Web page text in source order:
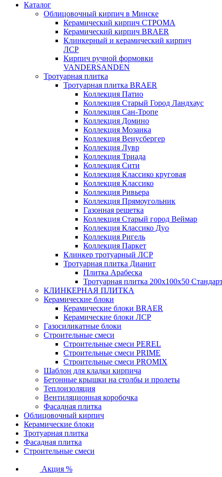
Каталог
Облицовочный кирпич в Минске
Керамический кирпич СТРОМА
Керамический кирпич BRAER
Клинкерный и керамический кирпич
ЛСР
Кирпич ручной формовки
VANDERSANDEN
Тротуарная плитка
Тротуарная плитка BRAER
Коллекция Патио
Коллекция Старый Город Ландхаус
Коллекция Сан-Тропе
Коллекция Домино
Коллекция Мозаика
Коллекция Венусбергер
Коллекция Лувр
Коллекция Триада
Коллекция Сити
Коллекция Классико круговая
Коллекция Классико
Коллекция Ривьера
Коллекция Прямоугольник
Газонная решетка
Коллекция Старый город Веймар
Коллекция Классико Дуо
Коллекция Ригель
Коллекция Паркет
Клинкер тротуарный ЛСР
Тротуарная плитка Дианит
Плитка Арабеска
Тротуарная плитка 200х100х50
КЛИНКЕРНАЯ ПЛИТКА
Керамические блоки
Керамические блоки BRAER
Керамические блоки ЛСР
Газосиликатные блоки
Строительные смеси
Строительные смеси PEREL
Строительные смеси PRIME
Строительные смеси PROMIX
Шаблон для кладки кирпича
Бетонные крышки на столбы и пролеты
Теплоизоляция
Вентиляционная коробочка
Фасадная плитка
Облицовочный кирпич
Керамические блоки
Тротуарная плитка
Фасадная плитка
Строительные смеси
Акция %